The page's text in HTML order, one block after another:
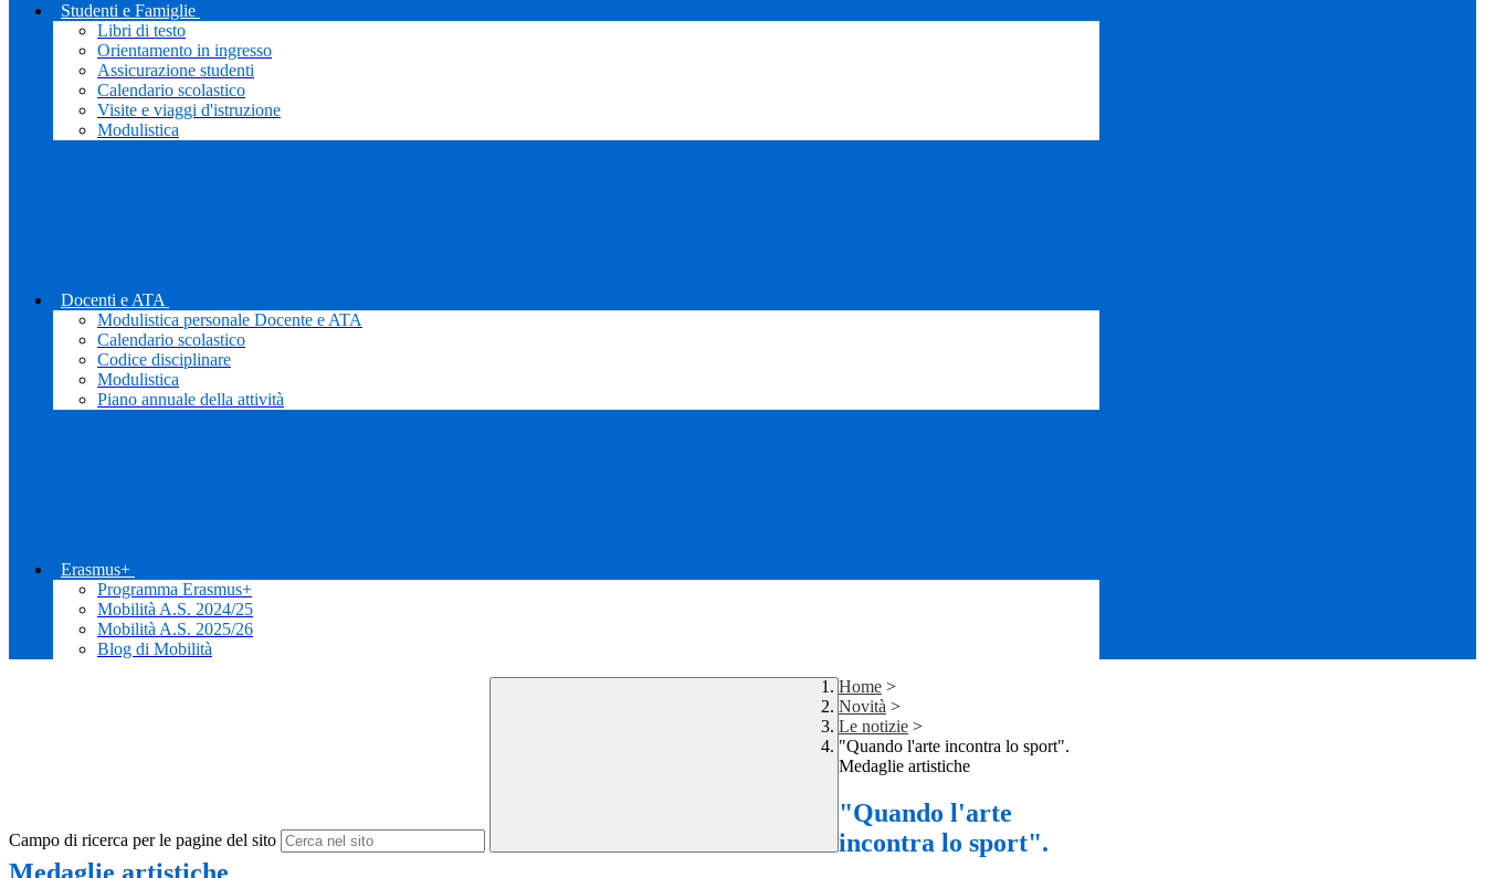
Studenti e Famiglie
Libri di testo
Orientamento in ingresso
Assicurazione studenti
Calendario scolastico
Visite e viaggi d'istruzione
Modulistica
Docenti e ATA
Modulistica personale Docente e ATA
Calendario scolastico
Codice disciplinare
Modulistica
Piano annuale della attività
Erasmus+
Programma Erasmus+
Mobilità A.S. 2024/25
Mobilità A.S. 2025/26
Blog di Mobilità
Campo di ricerca per le pagine del sito
Home >
Novità >
Le notizie >
"Quando l'arte incontra lo sport".
Medaglie artistiche
"Quando l'arte
incontra lo sport".